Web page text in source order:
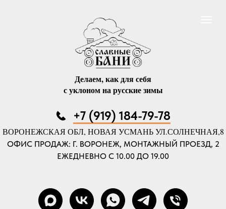
Делаем, как для себя
с уклоном на русские зимы
+7 (919) 184-79-78
ВОРОНЕЖСКАЯ ОБЛ, НОВАЯ УСМАНЬ УЛ.СОЛНЕЧНАЯ,8
ОФИС ПРОДАЖ: Г. ВОРОНЕЖ, МОНТАЖНЫЙ ПРОЕЗД, 2
ЕЖЕДНЕВНО С 10.00 ДО 19.00